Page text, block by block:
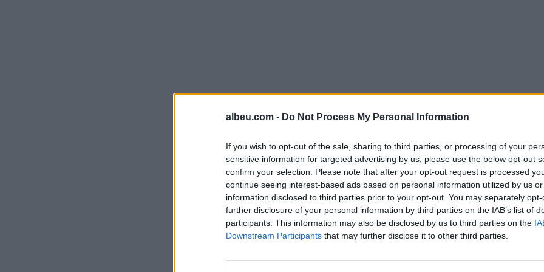
albeu.com - Do Not Process My Personal Information
If you wish to opt-out of the sale, sharing to third parties, or processing of your
sensitive information for targeted advertising by us, please use the below opt-out
confirm your selection. Please note that after your opt-out request is processed
continue seeing interest-based ads based on personal information utilized by us
information disclosed to third parties prior to your opt-out. You may separately
further disclosure of your personal information by third parties on the IAB’s list of
participants. This information may also be disclosed by us to third parties on the
Downstream Participants that may further disclose it to other third parties.